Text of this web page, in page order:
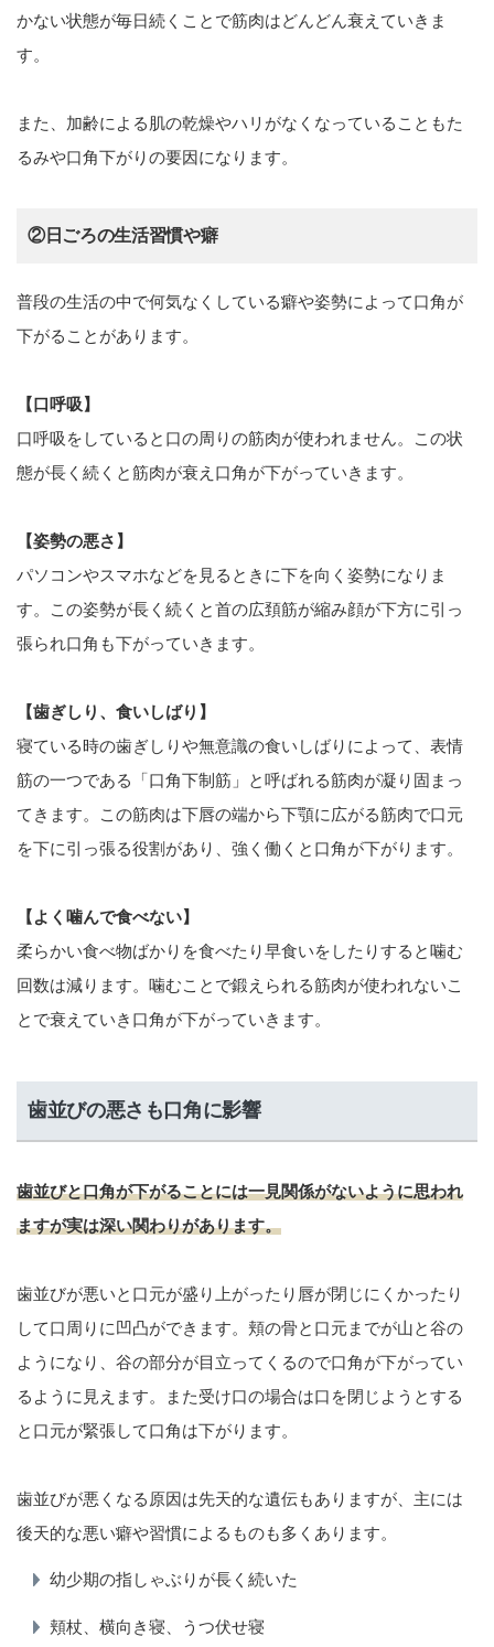
かない状態が毎日続くことで筋肉はどんどん衰えていきま
す。
また、加齢による肌の乾燥やハリがなくなっていることもた
るみや口角下がりの要因になります。
②日ごろの生活習慣や癖
普段の生活の中で何気なくしている癖や姿勢によって口角が
下がることがあります。
【口呼吸】
口呼吸をしていると口の周りの筋肉が使われません。この状
態が長く続くと筋肉が衰え口角が下がっていきます。
【姿勢の悪さ】
パソコンやスマホなどを見るときに下を向く姿勢になりま
す。この姿勢が長く続くと首の広頚筋が縮み顔が下方に引っ
張られ口角も下がっていきます。
【歯ぎしり、食いしばり】
寝ている時の歯ぎしりや無意識の食いしばりによって、表情
筋の一つである「口角下制筋」と呼ばれる筋肉が凝り固まっ
てきます。この筋肉は下唇の端から下顎に広がる筋肉で口元
を下に引っ張る役割があり、強く働くと口角が下がります。
【よく噛んで食べない】
柔らかい食べ物ばかりを食べたり早食いをしたりすると噛む
回数は減ります。噛むことで鍛えられる筋肉が使われないこ
とで衰えていき口角が下がっていきます。
歯並びの悪さも口角に影響
歯並びと口角が下がることには一見関係がないように思われ
ますが実は深い関わりがあります。
歯並びが悪いと口元が盛り上がったり唇が閉じにくかったり
して口周りに凹凸ができます。頬の骨と口元までが山と谷の
ようになり、谷の部分が目立ってくるので口角が下がってい
るように見えます。また受け口の場合は口を閉じようとする
と口元が緊張して口角は下がります。
歯並びが悪くなる原因は先天的な遺伝もありますが、主には
後天的な悪い癖や習慣によるものも多くあります。
幼少期の指しゃぶりが長く続いた
頬杖、横向き寝、うつ伏せ寝